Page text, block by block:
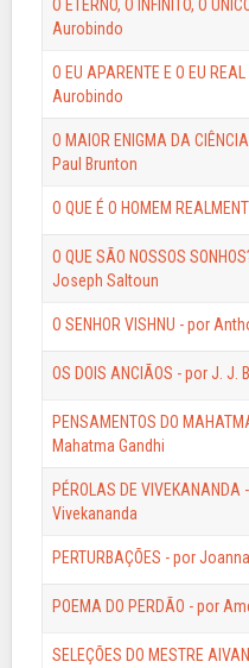
O ETERNO, O INFINITO, O
Aurobindo
O EU APARENTE E O EU
Aurobindo
O MAIOR ENIGMA DA
Paul Brunton
O QUE É O HOMEM
O QUE SÃO NOSSOS
Joseph Saltoun
O SENHOR VISHNU - por
OS DOIS ANCIÃOS - por J. J.
PENSAMENTOS DO
Mahatma Gandhi
PÉROLAS DE
Vivekananda
PERTURBAÇÕES - por
POEMA DO PERDÃO - por
SELEÇÕES DO MESTRE